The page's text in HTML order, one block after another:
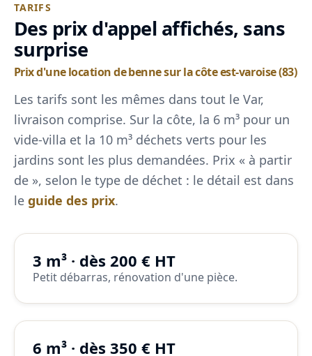
TARIFS
Des prix d'appel affichés, sans
surprise
Prix d'une location de benne sur la côte est-varoise (83)
Les tarifs sont les mêmes dans tout le Var,
livraison comprise. Sur la côte, la 6 m³ pour un
vide-villa et la 10 m³ déchets verts pour les
jardins sont les plus demandées. Prix « à partir
de », selon le type de déchet : le détail est dans
le guide des prix.
3 m³ · dès 200 € HT
Petit débarras, rénovation d'une pièce.
6 m³ · dès 350 € HT